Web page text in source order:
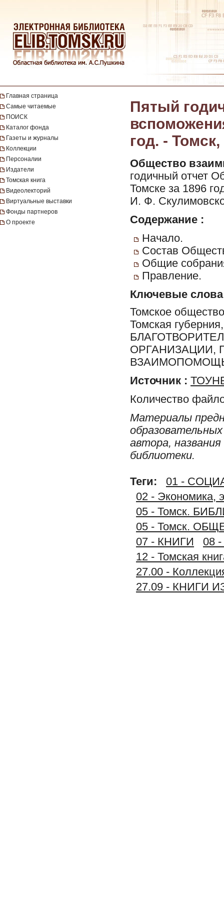
Главная страница
Самые читаемые
ПОИСК
Каталог фонда
Газеты и журналы
Коллекции
Персоналии
Издатели
Томская книга
Видеолекторий
Виртуальные выставки
Фонды партнеров
О проекте
Пятый
год. - Томск,
Общество
годичный отчет
Томске за 1896
И. Ф.
Содержание :
Начало.
Состав
Общие
Правление.
Ключевые слова
Томское
Томская
ОРГАНИЗАЦИИ,
Источник :
Количество
Материалы
автора,
библиотеки.
Теги:
01 -
02 - Экономика,
05 - Томск.
05 - Томск.
07 - КНИГИ
08
12 - Томская
27.00 -
27.09 - КНИГИ